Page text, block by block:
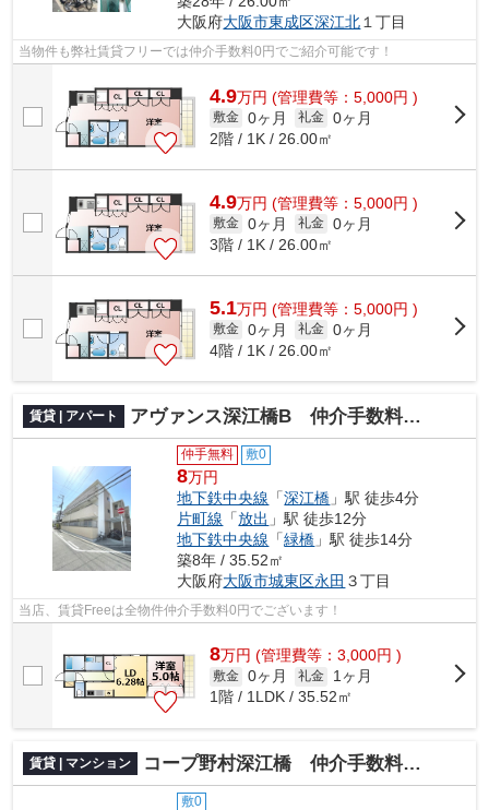
大阪府大阪市東成区深江北 １丁目
当物件も弊社賃貸フリーでは仲介手数料0円でご紹介可能です！
4.9万円 (管理費等：5,000円 )
敷金 0ヶ月 礼金 0ヶ月
2階 / 1K / 26.00㎡
4.9万円 (管理費等：5,000円 )
敷金 0ヶ月 礼金 0ヶ月
3階 / 1K / 26.00㎡
5.1万円 (管理費等：5,000円 )
敷金 0ヶ月 礼金 0ヶ月
4階 / 1K / 26.00㎡
賃貸 | アパート アヴァンス深江橋B 仲介手数料無料
仲手無料 敷0
8万円
地下鉄中央線 「深江橋 」駅 徒歩4分
片町線 「放出 」駅 徒歩12分
地下鉄中央線 「緑橋 」駅 徒歩14分
築8年 / 35.52㎡
大阪府大阪市城東区永田 ３丁目
当店、賃貸Freeは全物件仲介手数料0円でございます！
8万円 (管理費等：3,000円 )
敷金 0ヶ月 礼金
1ヶ月
1階 / 1LDK / 35.52㎡
賃貸 | マンション コープ野村深江橋 仲介手数料無料
敷0